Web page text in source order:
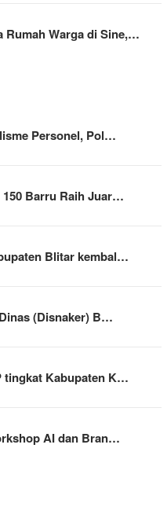
Rumah Warga di Sine,…
Personel, Pol…
150 Barru Raih Juar…
Blitar kembal…
(Disnaker) B…
tingkat Kabupaten K…
AI dan Bran…